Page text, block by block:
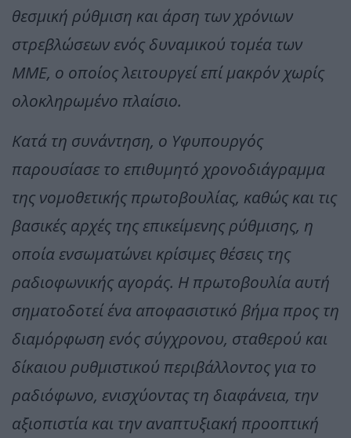
θεσμική ρύθμιση και άρση των χρόνιων
στρεβλώσεων ενός δυναμικού τομέα των
ΜΜΕ, ο οποίος λειτουργεί επί μακρόν χωρίς
ολοκληρωμένο πλαίσιο.
Κατά τη συνάντηση, ο Υφυπουργός
παρουσίασε το επιθυμητό χρονοδιάγραμμα
της νομοθετικής πρωτοβουλίας, καθώς και τις
βασικές αρχές της επικείμενης ρύθμισης, η
οποία ενσωματώνει κρίσιμες θέσεις της
ραδιοφωνικής αγοράς. Η πρωτοβουλία αυτή
σηματοδοτεί ένα αποφασιστικό βήμα προς τη
διαμόρφωση ενός σύγχρονου, σταθερού και
δίκαιου ρυθμιστικού περιβάλλοντος για το
ραδιόφωνο, ενισχύοντας τη διαφάνεια, την
αξιοπιστία και την αναπτυξιακή προοπτική